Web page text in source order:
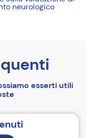
neurologico
esserti utili